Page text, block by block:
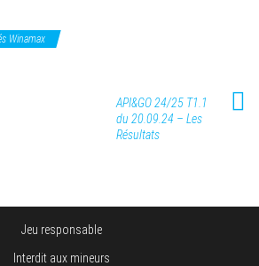
Winamax
API&GO 24/25 T1.1
du 20.09.24 – Les
Résultats
Jeu responsable
Interdit aux mineurs